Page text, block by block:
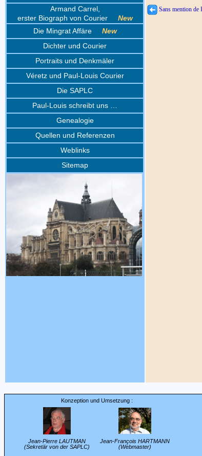
Armand Carrel,
erster Biograph von CourierNew
Die Mingrat AffäreNew
Dichter und Courier
Portraits und Denkmäler
Véretz und Paul-Louis Courier
Die SAPLC
Paul-Louis schreibt uns …
Genealogie
Quellen und Referenzen
Weblinks
Sitemap
Sans mention de
Konzeption und Umsetzung :
Jean-Pierre LAUTMAN
(Sekretär von der SAPLC)
Jean-François HARTMANN
(Webmaster)